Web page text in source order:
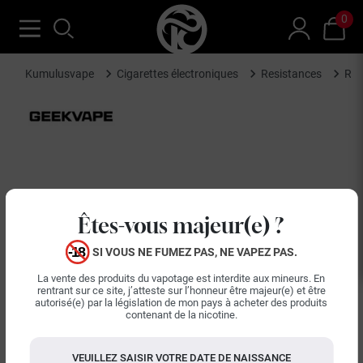
Êtes-vous majeur(e) ?
SI VOUS NE FUMEZ PAS, NE VAPEZ PAS.
La vente des produits du vapotage est interdite aux mineurs. En
rentrant sur ce site, j’atteste sur l’honneur être majeur(e) et être
autorisé(e) par la législation de mon pays à acheter des produits
contenant de la nicotine.
VEUILLEZ SAISIR VOTRE DATE DE NAISSANCE
0
Kumulusvape Cigarettes électroniques Resistances
Précédent
keyboard_arrow_left keyboard_arrow_right